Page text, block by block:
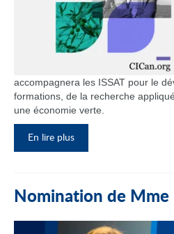
accompagnera les ISSAT pour le
formations, de la recherche
une économie verte.
En lire plus
Nomination de Mme